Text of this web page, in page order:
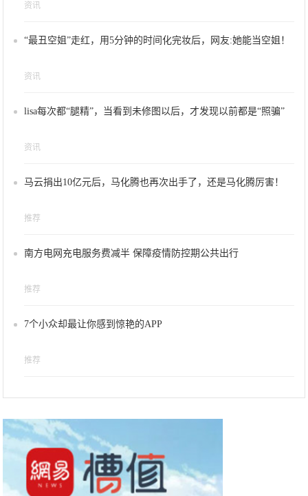
资讯
“最丑空姐”走红，用5分钟的时间化完妆后，网友:她能当空姐！
资讯
lisa每次都“腿精”，当看到未修图以后，才发现以前都是“照骗”
资讯
马云捐出10亿元后，马化腾也再次出手了，还是马化腾厉害！
推荐
南方电网充电服务费减半 保障疫情防控期公共出行
推荐
7个小众却最让你感到惊艳的APP
推荐